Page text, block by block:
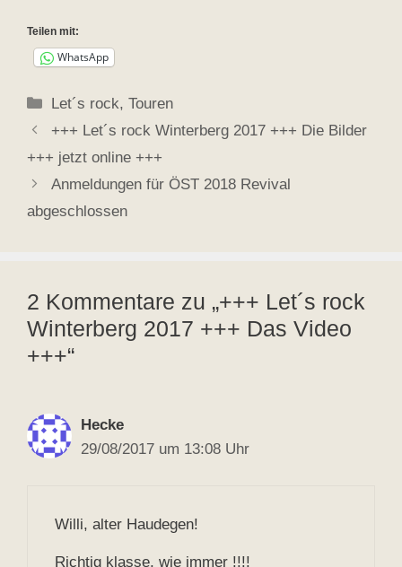
Teilen mit:
WhatsApp
Kategorien
Let´s rock,Touren
+++ Let´s rock Winterberg 2017 +++ Die Bilder
+++ jetzt online +++
Anmeldungen für ÖST 2018 Revival
abgeschlossen
2 Kommentare zu „+++ Let´s rock
Winterberg 2017 +++ Das Video
+++“
Hecke
29/08/2017 um 13:08 Uhr
Willi, alter Haudegen!
Richtig klasse, wie immer !!!!